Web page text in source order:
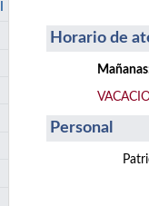
Horario de
Personal